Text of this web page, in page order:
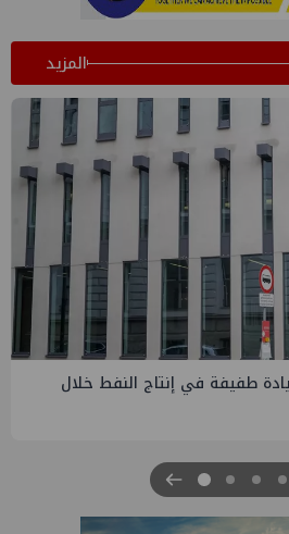
المزيد
إسدال الستار على النسخة الثانية من